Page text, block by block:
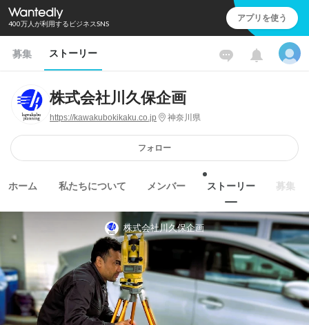
400万人が利用するビジネスSNS アプリを使う
募集 ストーリー
株式会社川久保企画
https://kawakubokikaku.co.jp 神奈川県
フォロー
ホーム 私たちについて メンバー ストーリー 募集
株式会社川久保企画